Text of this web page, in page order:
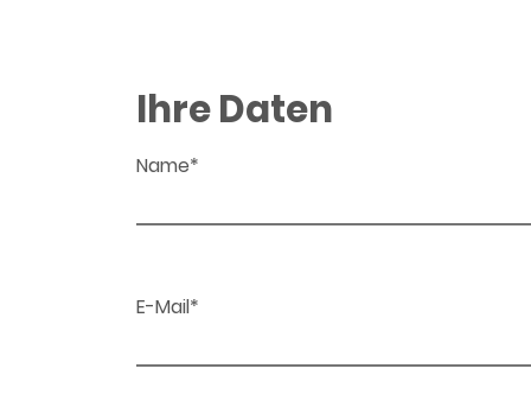
Ihre Daten
Name*
E-Mail*